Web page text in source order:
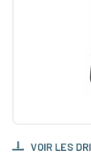
VOIR LES